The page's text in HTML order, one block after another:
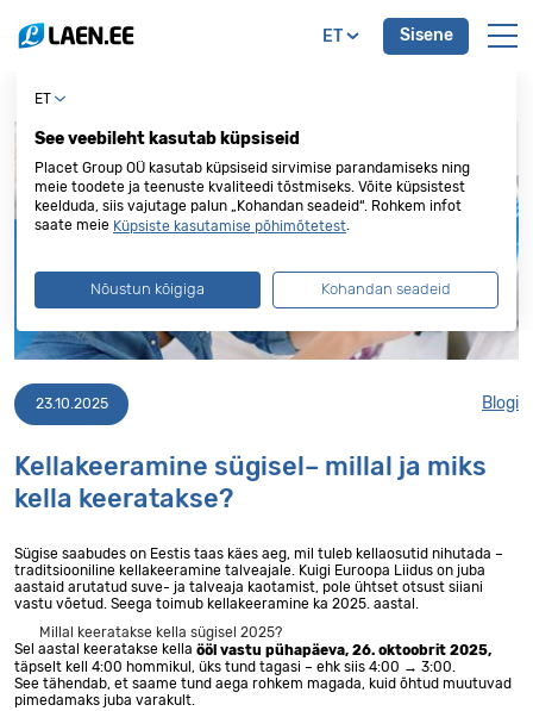
ET Sisene
23.10.2025 Blogi
Kellakeeramine sügisel– millal ja miks
kella keeratakse?
Sügise saabudes on Eestis taas käes aeg, mil tuleb kellaosutid nihutada –
traditsiooniline kellakeeramine talveajale. Kuigi Euroopa Liidus on juba
aastaid arutatud suve- ja talveaja kaotamist, pole ühtset otsust siiani
vastu võetud. Seega toimub kellakeeramine ka 2025. aastal.
Millal keeratakse kella sügisel 2025?
Sel aastal keeratakse kella ööl vastu pühapäeva, 26. oktoobrit 2025,
täpselt kell 4:00 hommikul, üks tund tagasi – ehk siis 4:00 → 3:00.
See tähendab, et saame tund aega rohkem magada, kuid õhtud muutuvad
pimedamaks juba varakult.
ET
See veebileht kasutab küpsiseid
Placet Group OÜ kasutab küpsiseid sirvimise parandamiseks ning
meie toodete ja teenuste kvaliteedi tõstmiseks. Võite küpsistest
keelduda, siis vajutage palun „Kohandan seadeid“. Rohkem infot
saate meie Küpsiste kasutamise põhimõtetest.
Nõustun kõigiga Kohandan seadeid